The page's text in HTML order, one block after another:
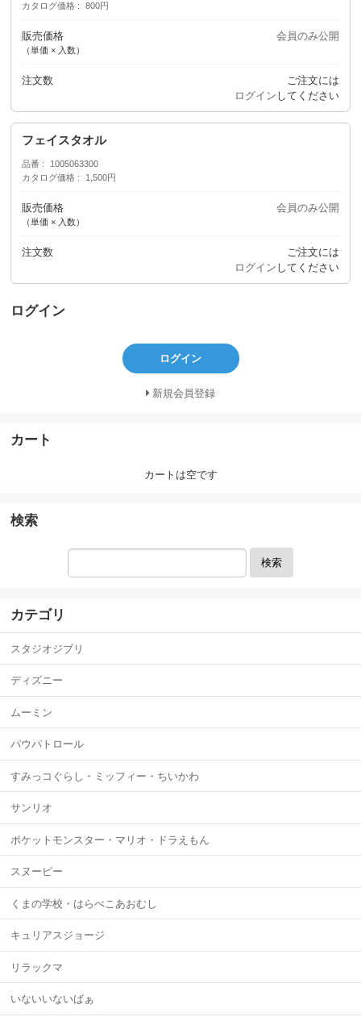
カタログ価格
800円
販売価格
（単価 × 入数）
会員のみ公開
注文数
ご注文には
ログイン してください
フェイスタオル
品番
1005063300
カタログ価格
1,500円
販売価格
（単価 × 入数）
会員のみ公開
注文数
ご注文には
ログイン してください
ログイン
ログイン
新規会員登録
カート
カートは空です
検索
検索
カテゴリ
スタジオジブリ
ディズニー
ムーミン
パウパトロール
すみっコぐらし・ミッフィー・ちいかわ
サンリオ
ポケットモンスター・マリオ・ドラえもん
スヌーピー
くまの学校・はらぺこあおむし
キュリアスジョージ
リラックマ
いないいないばぁ